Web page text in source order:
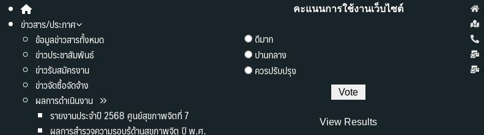
ข่าวสาร/ประกาศ
ข้อมูลข่าวสารทั้งหมด
ข่าวประชาสัมพันธ์
ข่าวรับสมัครงาน
ข่าวจัดซื้อจัดจ้าง
ผลการดำเนินงาน
รายงานประจำปี 2568 ศูนย์สุขภาพจิตที่ 7
ผลการสำรวจความรอบรู้ด้านสุขภาพจิต ปี พ.ศ.
คะแนนการใช้งานเว็บไซต์
ดีมาก
ปานกลาง
ควรปรับปรุง
View Results